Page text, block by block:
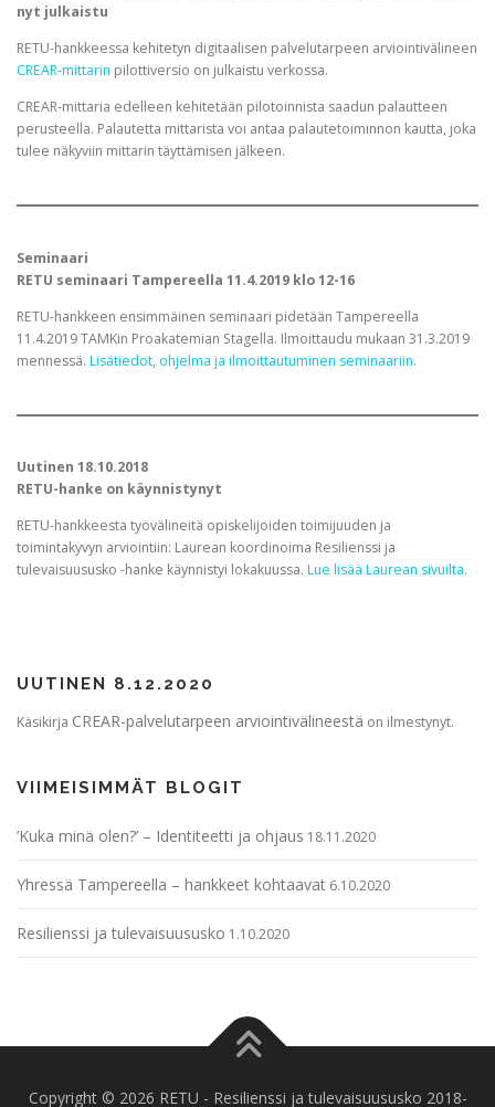
nyt julkaistu
RETU-hankkeessa kehitetyn digitaalisen palvelutarpeen arviointivälineen
CREAR-mittarin pilottiversio on julkaistu verkossa.
CREAR-mittaria edelleen kehitetään pilotoinnista saadun palautteen
perusteella. Palautetta mittarista voi antaa palautetoiminnon kautta, joka
tulee näkyviin mittarin täyttämisen jälkeen.
Seminaari
RETU seminaari Tampereella 11.4.2019 klo 12-16
RETU-hankkeen ensimmäinen seminaari pidetään Tampereella
11.4.2019 TAMKin Proakatemian Stagella. Ilmoittaudu mukaan 31.3.2019
mennessä. Lisätiedot, ohjelma ja ilmoittautuminen seminaariin.
Uutinen 18.10.2018
RETU-hanke on käynnistynyt
RETU-hankkeesta työvälineitä opiskelijoiden toimijuuden ja
toimintakyvyn arviointiin: Laurean koordinoima Resilienssi ja
tulevaisuususko -hanke käynnistyi lokakuussa. Lue lisää Laurean sivuilta.
UUTINEN 8.12.2020
Käsikirja CREAR-palvelutarpeen arviointivälineestä on ilmestynyt.
VIIMEISIMMÄT BLOGIT
’Kuka minä olen?’ – Identiteetti ja ohjaus 18.11.2020
Yhressä Tampereella – hankkeet kohtaavat 6.10.2020
Resilienssi ja tulevaisuususko 1.10.2020
Copyright © 2026 RETU - Resilienssi ja tulevaisuususko 2018-